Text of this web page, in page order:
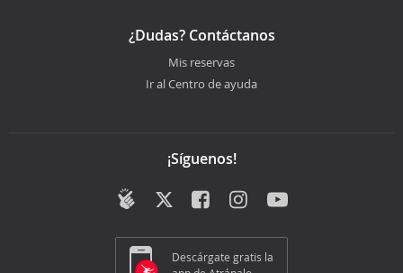
¿Dudas? Contáctanos
Mis reservas
Ir al Centro de ayuda
¡Síguenos!
Descárgate gratis la